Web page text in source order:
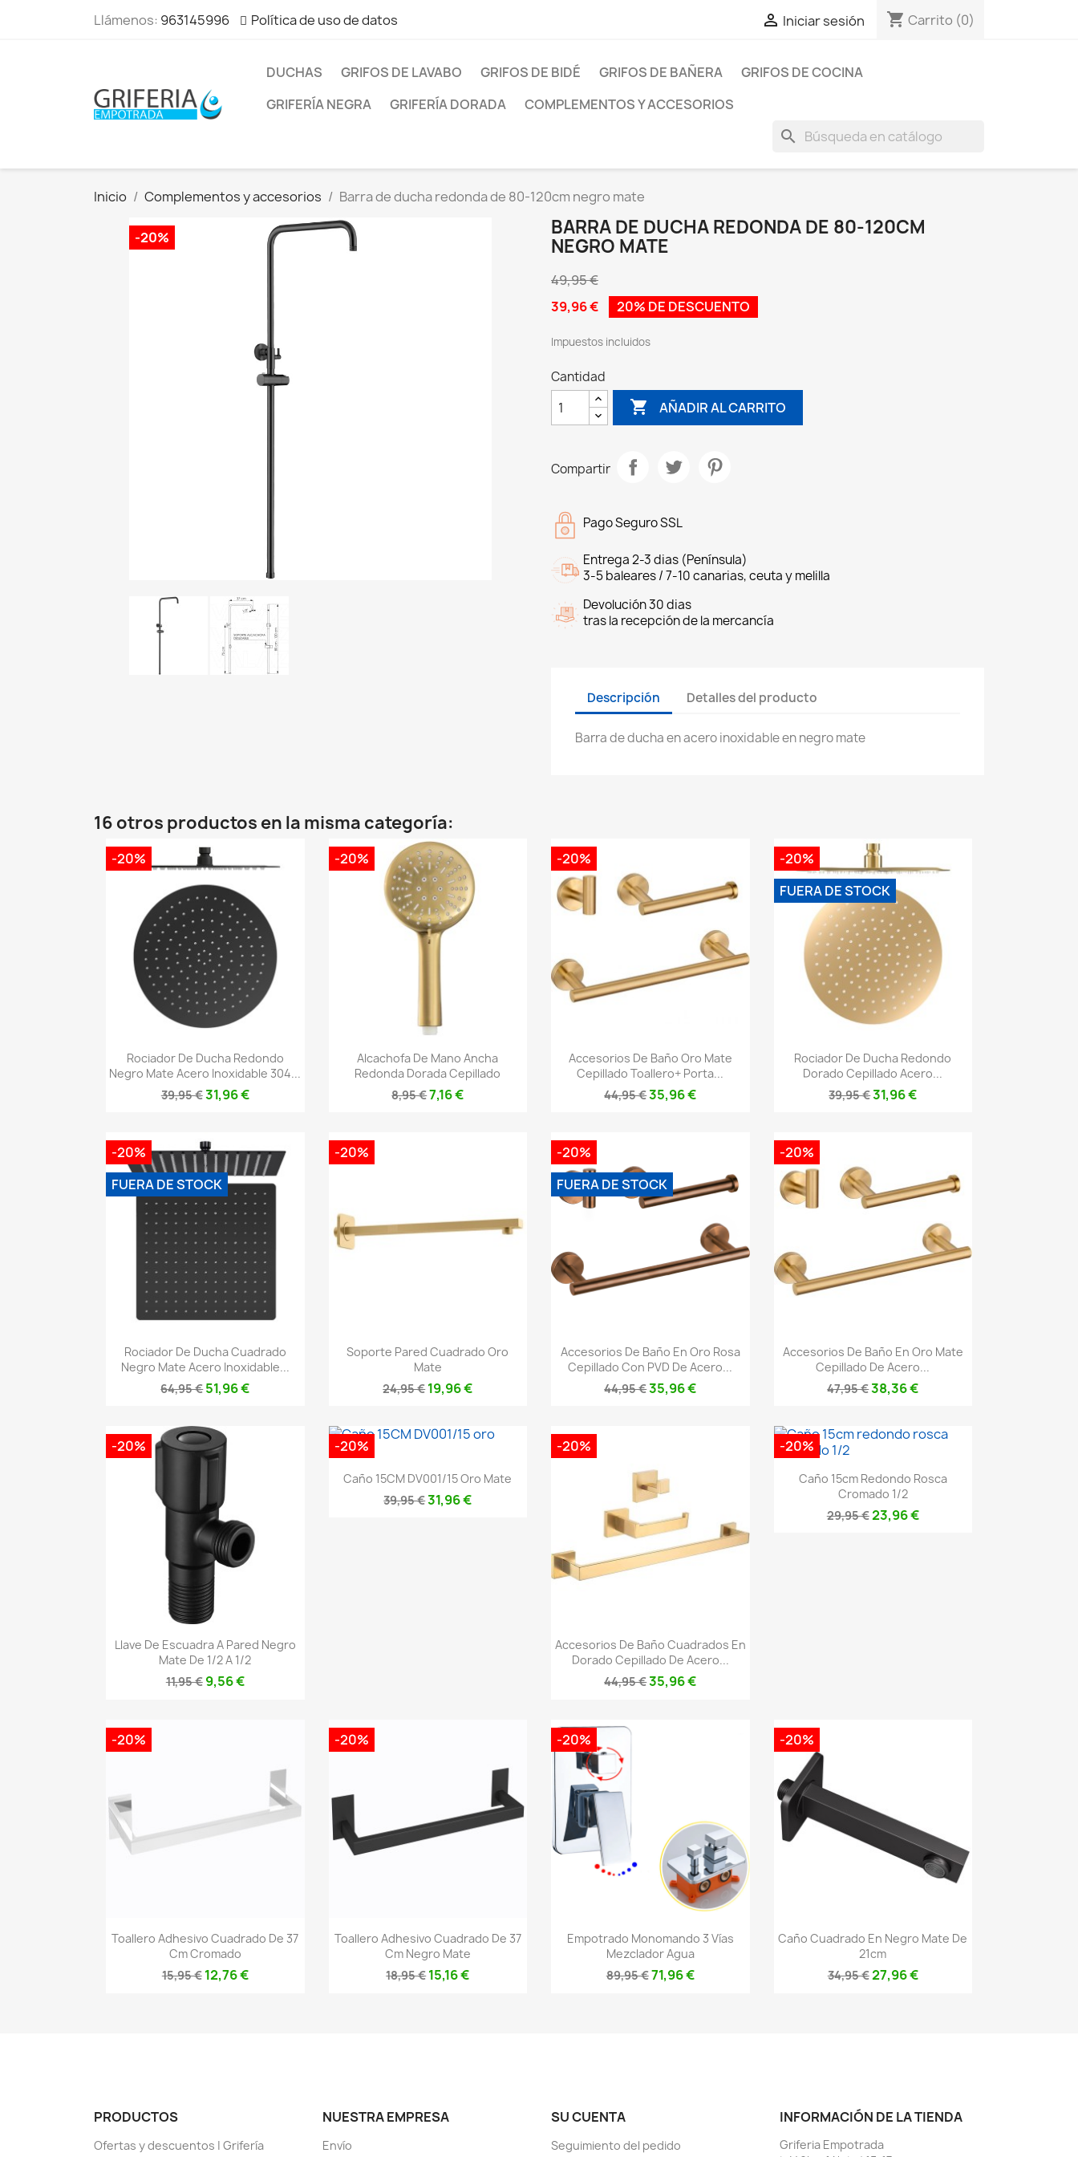
Llámenos: 963145996 Política de uso de datos  Iniciar sesión shopping_cart Carrito (0)
DUCHAS GRIFOS DE LAVABO GRIFOS DE BIDÉ GRIFOS DE BAÑERA
GRIFOS DE COCINA
GRIFERÍA NEGRA
GRIFERÍA DORADA COMPLEMENTOS Y ACCESORIOS
search
Inicio Complementos y accesorios Barra de ducha redonda de 80-120cm negro mate
-20%
BARRA DE DUCHA REDONDA DE 80-120CM
NEGRO MATE
49,95 €
39,96 €
20% DE DESCUENTO
Impuestos incluidos
Cantidad
 AÑADIR AL CARRITO
Compartir
Pago Seguro SSL
Entrega 2-3 dias (Península)
3-5 baleares / 7-10 canarias, ceuta y melilla
Devolución 30 dias
tras la recepción de la mercancía
Descripción Detalles del producto
Barra de ducha en acero inoxidable en negro mate
16 otros productos en la misma categoría:
Vista rápida
Rociador De Ducha Redondo
Negro Mate Acero Inoxidable 304...
39,95 €31,96 €
-20%
Vista rápida
Alcachofa De Mano Ancha
Redonda Dorada Cepillado
8,95 €7,16 €
-20%
Vista rápida
Accesorios De Baño Oro Mate
Cepillado Toallero+ Porta...
44,95 €35,96 €
-20%
Vista rápida
Rociador De Ducha Redondo
Dorado Cepillado Acero...
39,95 €31,96 €
-20%
FUERA DE STOCK
Vista rápida
Rociador De Ducha Cuadrado
Negro Mate Acero Inoxidable...
64,95 €51,96 €
-20%
FUERA DE STOCK
Vista rápida
Soporte Pared Cuadrado Oro
Mate
24,95 €19,96 €
-20%
 Vista rápida
Accesorios De Baño En Oro Rosa
Cepillado Con PVD De Acero...
44,95 €35,96 €
-20%
FUERA DE STOCK
 Vista rápida
Accesorios De Baño En Oro Mate
Cepillado De Acero...
47,95 €38,36 €
-20%
Vista rápida
Llave De Escuadra A Pared Negro
Mate De 1/2 A 1/2
11,95 € 9,56 €
-20%
Vista rápida
Caño 15CM DV001/15 Oro Mate
39,95 €31,96 €
-20%
Vista rápida
Accesorios De Baño Cuadrados En
Dorado Cepillado De Acero...
44,95 €35,96 €
-20%
Vista rápida
Caño 15cm Redondo Rosca
Cromado 1/2
29,95 €23,96 €
-20%
Vista rápida
Toallero Adhesivo Cuadrado De 37
Cm Cromado
15,95 € 12,76 €
-20%
Vista rápida
Toallero Adhesivo Cuadrado De 37
Cm Negro Mate
18,95 €15,16 €
-20%
Vista rápida
Empotrado Monomando 3 Vías
Mezclador Agua
89,95 €71,96 €
-20%
Vista rápida
Caño Cuadrado En Negro Mate De
21cm
34,95 €27,96 €
-20%
PRODUCTOS
Ofertas y descuentos | Grifería
NUESTRA EMPRESA
Envío
SU CUENTA
Seguimiento del pedido
INFORMACIÓN DE LA TIENDA
Griferia Empotrada